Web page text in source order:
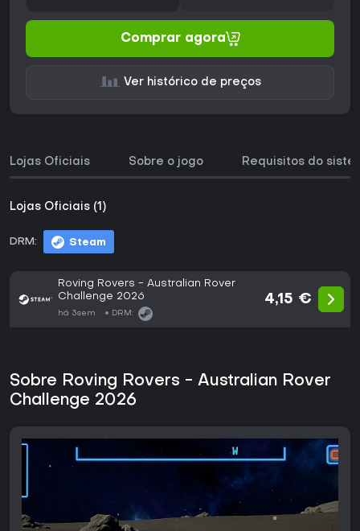
Comprar agora
Ver histórico de preços
Lojas Oficiais Sobre o jogo Requisitos do
Lojas Oficiais (1)
DRM: Steam
Roving Rovers - Australian Rover
Challenge 2026
há 3sem DRM:
4,15 €
Sobre Roving Rovers - Australian Rover
Challenge 2026